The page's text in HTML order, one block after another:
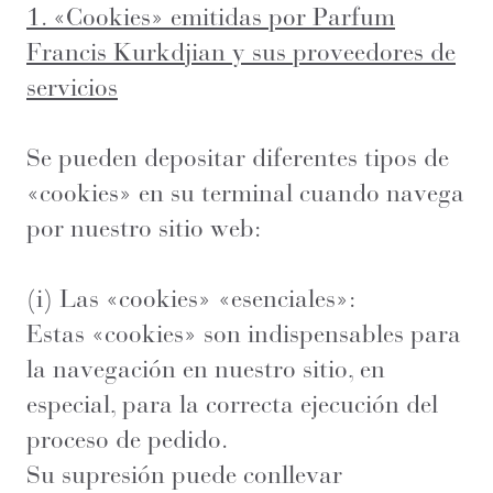
1. «Cookies» emitidas por Parfum
Francis Kurkdjian y sus proveedores de
servicios
Se pueden depositar diferentes tipos de
«cookies» en su terminal cuando navega
por nuestro sitio web:
(i) Las «cookies» «esenciales»:
Estas «cookies» son indispensables para
la navegación en nuestro sitio, en
especial, para la correcta ejecución del
proceso de pedido.
Su supresión puede conllevar